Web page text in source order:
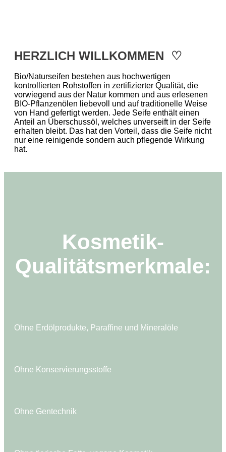
HERZLICH WILLKOMMEN ♡
Bio/Naturseifen bestehen aus hochwertigen
kontrollierten Rohstoffen in zertifizierter Qualität, die
vorwiegend aus der Natur kommen und aus erlesenen
BIO-Pflanzenölen liebevoll und auf traditionelle Weise
von Hand gefertigt werden. Jede Seife enthält einen
Anteil an Überschussöl, welches unverseift in der Seife
erhalten bleibt. Das hat den Vorteil, dass die Seife nicht
nur eine reinigende sondern auch pflegende Wirkung
hat.
Kosmetik-
Qualitätsmerkmale:
Ohne Erdölprodukte, Paraffine und Mineralöle
Ohne Konservierungsstoffe
Ohne Gentechnik